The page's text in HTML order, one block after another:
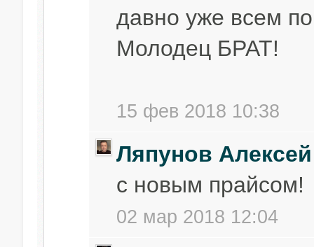
давно уже всем
Молодец БРАТ!
15 фев 2018 10:38
Ляпунов Алексей
с новым прайсом!
02 мар 2018 12:04